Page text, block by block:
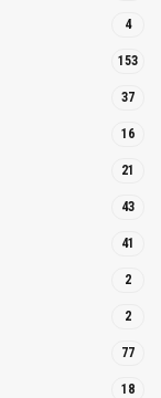
4
153
37
16
21
43
41
2
2
77
18